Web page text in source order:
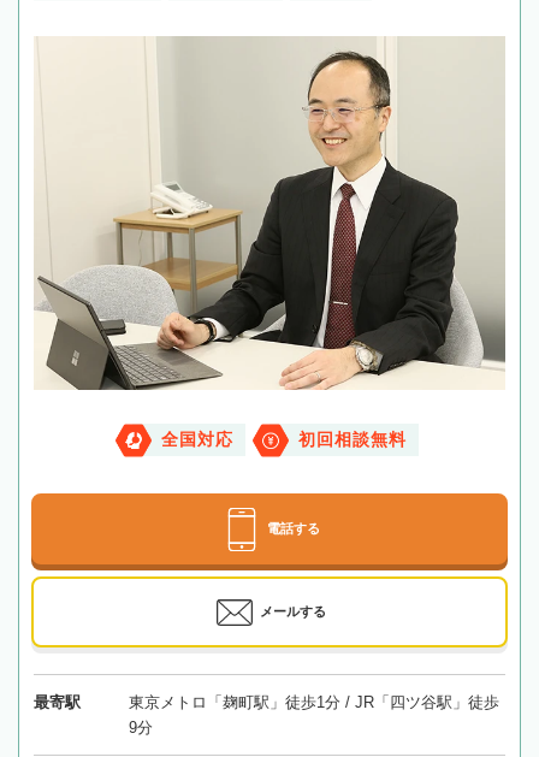
全国対応 初回相談無料
電話する
メールする
最寄駅
東京メトロ「麹町駅」徒歩1分 / JR「四ツ谷駅」徒歩
9分